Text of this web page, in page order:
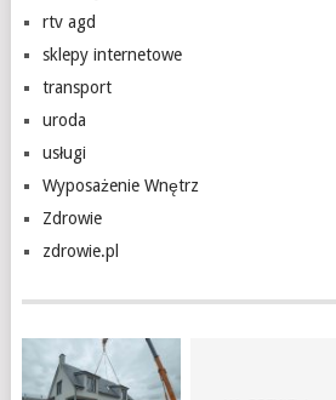
rtv agd
sklepy internetowe
transport
uroda
usługi
Wyposażenie Wnętrz
Zdrowie
zdrowie.pl